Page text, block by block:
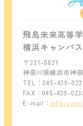
飛鳥未来高等
横浜キャンパス
〒221-0821
神奈川県横浜市神
TEL：045-439-
FAX：045-439-
E-mail： info-